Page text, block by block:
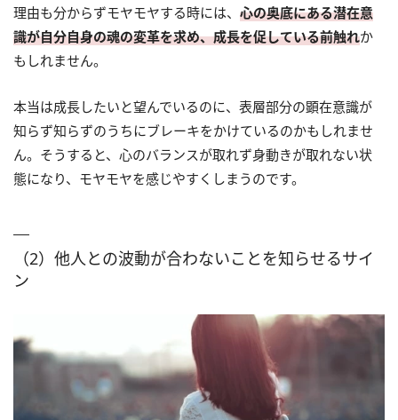
理由も分からずモヤモヤする時には、 心の奥底にある潜在意
識が自分自身の魂の変革を求め、成長を促している前触れか
もしれません。
本当は成長したいと望んでいるのに、表層部分の顕在意識が
知らず知らずのうちにブレーキをかけているのかもしれませ
ん。そうすると、心のバランスが取れず身動きが取れない状
態になり、モヤモヤを感じやすくしまうのです。
（2）他人との波動が合わないことを知らせるサイ
ン